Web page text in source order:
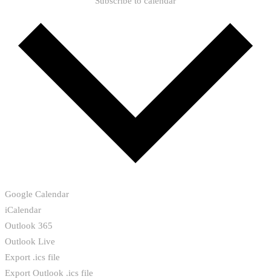
Google Calendar
iCalendar
Outlook 365
Outlook Live
Export .ics file
Export Outlook .ics file